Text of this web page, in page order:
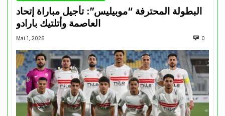
البطولة المحترفة “موبيليس”: تأجيل مباراة إتحاد
العاصمة وأتلتيك بارادو
Mai 1, 2026 0